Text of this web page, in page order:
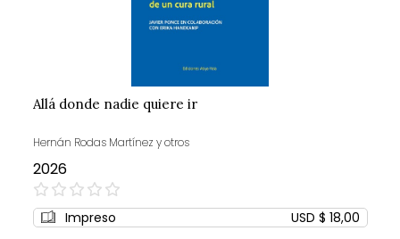
Allá donde nadie quiere ir
Hernán Rodas Martínez y otros
2026
0%
Impreso USD $ 18,00